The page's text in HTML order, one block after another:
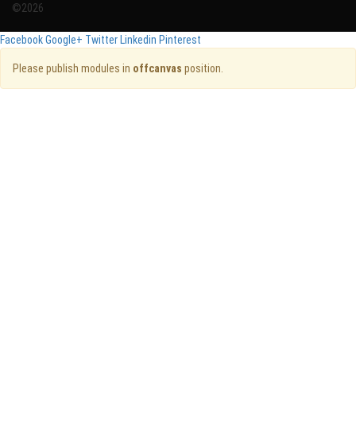
©2026
FacebookGoogle+ TwitterLinkedin Pinterest
Please publish modules in offcanvas position.